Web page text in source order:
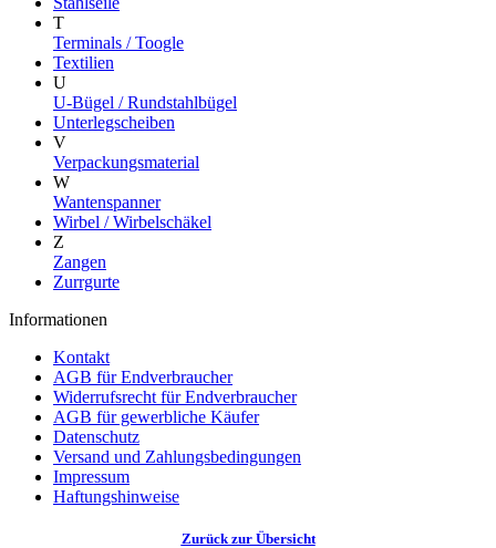
T
Terminals / Toogle
Textilien
U
U-Bügel / Rundstahlbügel
Unterlegscheiben
V
Verpackungsmaterial
W
Wantenspanner
Wirbel / Wirbelschäkel
Z
Zangen
Zurrgurte
Informationen
Kontakt
AGB für Endverbraucher
Widerrufsrecht für Endverbraucher
AGB für gewerbliche Käufer
Datenschutz
Versand und Zahlungsbedingungen
Impressum
Haftungshinweise
Zurück zur Übersicht